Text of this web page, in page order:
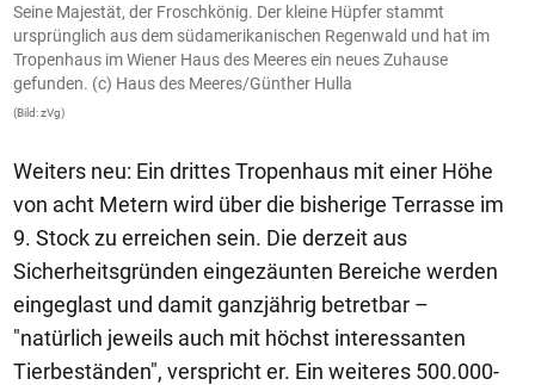
Seine Majestät, der Froschkönig. Der kleine Hüpfer stammt
ursprünglich aus dem südamerikanischen Regenwald und hat im
Tropenhaus im Wiener Haus des Meeres ein neues Zuhause
gefunden. (c) Haus des Meeres/Günther Hulla
(Bild: zVg)
Weiters neu: Ein drittes Tropenhaus mit einer Höhe
von acht Metern wird über die bisherige Terrasse im
9. Stock zu erreichen sein. Die derzeit aus
Sicherheitsgründen eingezäunten Bereiche werden
eingeglast und damit ganzjährig betretbar –
"natürlich jeweils auch mit höchst interessanten
Tierbeständen", verspricht er. Ein weiteres 500.000-